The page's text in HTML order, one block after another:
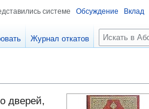
дверей,
системе Обсуждение Вклад
Журнал откатов
П
о
к